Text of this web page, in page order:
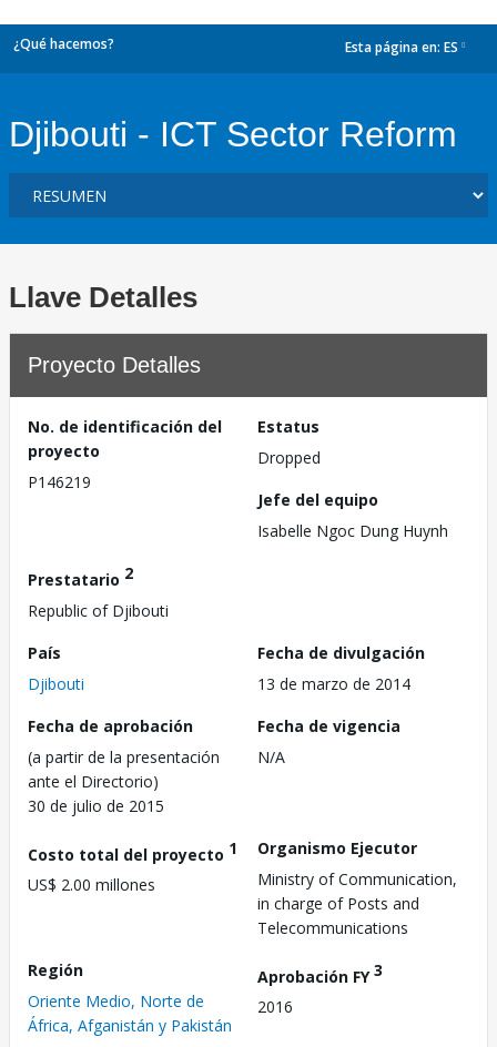
¿Qué hacemos? Esta página en: ES
Djibouti - ICT Sector Reform
Llave Detalles
Proyecto Detalles
No. de identificación del
proyecto
P146219
Estatus
Dropped
Jefe del equipo
Isabelle Ngoc Dung Huynh
Prestatario 2
Republic of Djibouti
País
Djibouti
Fecha de divulgación
13 de marzo de 2014
Fecha de aprobación
(a partir de la presentación
ante el Directorio)
30 de julio de 2015
Fecha de vigencia
N/A
Costo total del proyecto 1
US$ 2.00 millones
Organismo Ejecutor
Ministry of Communication,
in charge of Posts and
Telecommunications
Región
Oriente Medio, Norte de
África, Afganistán y Pakistán
Aprobación FY3
2016